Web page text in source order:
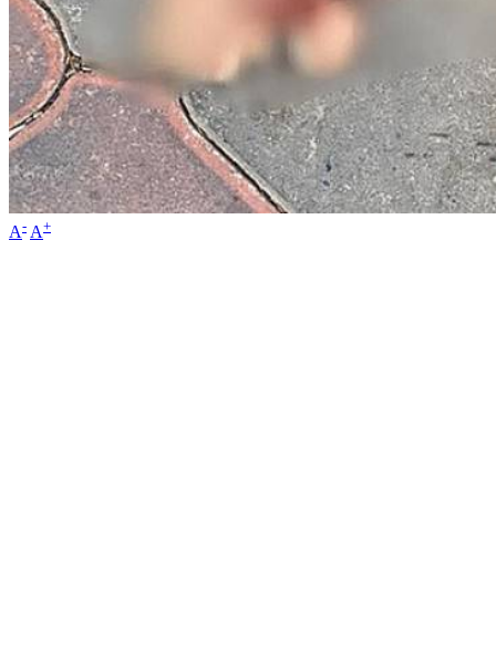
A- A+